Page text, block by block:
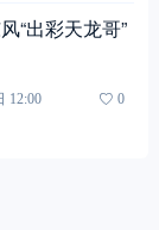
“出彩天龙哥”
12:00
0